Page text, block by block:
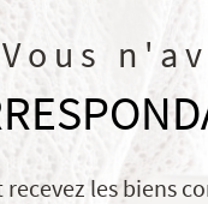
Vous
les biens